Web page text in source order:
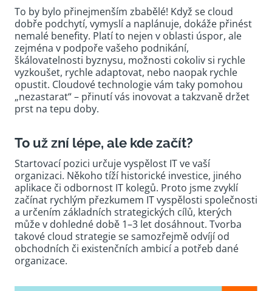
To by bylo přinejmenším zbabělé! Když se cloud
dobře podchytí, vymyslí a naplánuje, dokáže přinést
nemalé benefity. Platí to nejen v oblasti úspor, ale
zejména v podpoře vašeho podnikání,
škálovatelnosti byznysu, možnosti cokoliv si rychle
vyzkoušet, rychle adaptovat, nebo naopak rychle
opustit. Cloudové technologie vám taky pomohou
„nezastarat“ – přinutí vás inovovat a takzvaně držet
prst na tepu doby.
To už zní lépe, ale kde začít?
Startovací pozici určuje vyspělost IT ve vaší
organizaci. Někoho tíží historické investice, jiného
aplikace či odbornost IT kolegů. Proto jsme zvyklí
začínat rychlým přezkumem IT vyspělosti společnosti
a určením základních strategických cílů, kterých
může v dohledné době 1–3 let dosáhnout. Tvorba
takové cloud strategie se samozřejmě odvíjí od
obchodních či existenčních ambicí a potřeb dané
organizace.